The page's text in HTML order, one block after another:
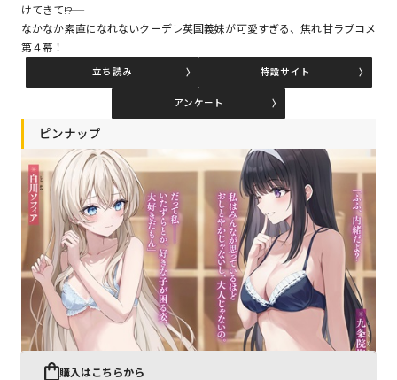
コミックエッセイ
閉じる
けてきて――!?
なかなか素直になれないクーデレ英国義妹が可愛すぎる、焦れ甘ラブコメ
第４幕！
立ち読み 特設サイト
アンケート
ピンナップ
購入はこちらから